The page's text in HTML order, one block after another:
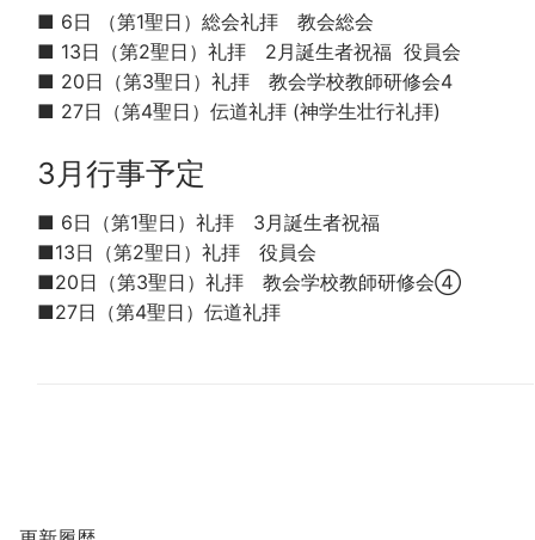
■ 6日 （第1聖日）総会礼拝 教会総会
■ 13日（第2聖日）礼拝 2月誕生者祝福 役員会
■ 20日（第3聖日）礼拝 教会学校教師研修会4
■ 27日（第4聖日）伝道礼拝 (神学生壮行礼拝)
3月行事予定
■ 6日（第1聖日）礼拝 3月誕生者祝福
■13日（第2聖日）礼拝 役員会
■20日（第3聖日）礼拝 教会学校教師研修会④
■27日（第4聖日）伝道礼拝